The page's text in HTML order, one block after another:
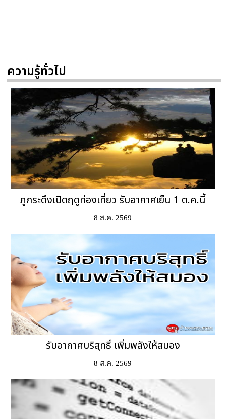
ความรู้ทั่วไป
ภูกระดึงเปิดฤดูท่องเที่ยว รับอากาศเย็น 1 ต.ค.นี้
8 ส.ค. 2569
รับอากาศบริสุทธิ์ เพิ่มพลังให้สมอง
8 ส.ค. 2569